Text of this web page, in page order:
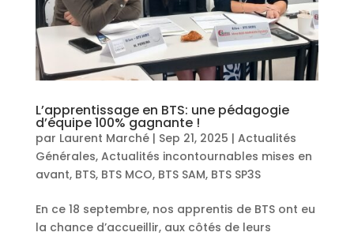
L’apprentissage en BTS: une pédagogie
d’équipe 100% gagnante !
par Laurent Marché| Sep 21, 2025 | Actualités
Générales, Actualités incontournables mises en
avant, BTS, BTS MCO, BTS SAM, BTS SP3S
En ce 18 septembre, nos apprentis de BTS ont eu
la chance d’accueillir, aux côtés de leurs